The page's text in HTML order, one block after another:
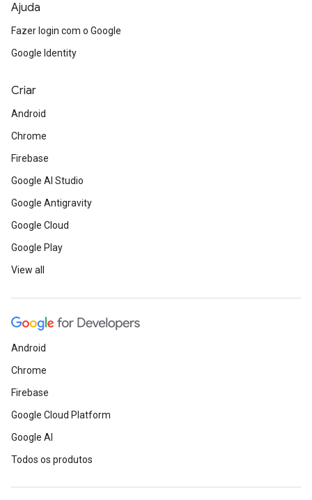
Ajuda
Fazer login com o Google
Google Identity
Criar
Android
Chrome
Firebase
Google AI Studio
Google Antigravity
Google Cloud
Google Play
View all
Android
Chrome
Firebase
Google Cloud Platform
Google AI
Todos os produtos